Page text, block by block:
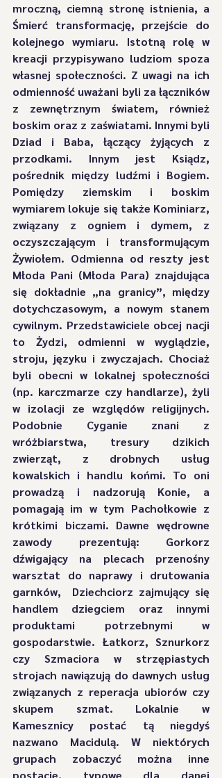
mroczną, ciemną stronę istnienia, a
Śmierć transformację, przejście do
kolejnego wymiaru. Istotną rolę w
kreacji przypisywano ludziom spoza
własnej społeczności. Z uwagi na ich
odmienność uważani byli za łączników
z zewnętrznym światem, również
boskim oraz z zaświatami. Innymi byli
Dziad i Baba, łączący żyjących z
przodkami. Innym jest Ksiądz,
pośrednik między ludźmi i Bogiem.
Pomiędzy ziemskim i boskim
wymiarem lokuje się także Kominiarz,
związany z ogniem i dymem, z
oczyszczającym i transformującym
Żywiołem. Odmienna od reszty jest
Młoda Pani (Młoda Para) znajdująca
się dokładnie „na granicy”, między
dotychczasowym, a nowym stanem
cywilnym. Przedstawiciele obcej nacji
to Żydzi, odmienni w wyglądzie,
stroju, języku i zwyczajach. Chociaż
byli obecni w lokalnej społeczności
(np. karczmarze czy handlarze), żyli
w izolacji ze względów religijnych.
Podobnie Cyganie znani z
wróżbiarstwa, tresury dzikich
zwierząt, z drobnych usług
kowalskich i handlu końmi. To oni
prowadzą i nadzorują Konie, a
pomagają im w tym Pachołkowie z
krótkimi biczami. Dawne wędrowne
zawody prezentują: Gorkorz
dźwigający na plecach przenośny
warsztat do naprawy i drutowania
garnków,  Dziechciorz zajmujący się
handlem dziegciem oraz innymi
produktami potrzebnymi w
gospodarstwie. Łatkorz, Sznurkorz
czy Szmaciora w strzępiastych
strojach nawiązują do dawnych usług
związanych z reperacja ubiorów czy
skupem szmat. Lokalnie w
Kamesznicy postać tą niegdyś
nazwano Macidulą. W niektórych
grupach zobaczyć można inne
postacie, typowe dla danej